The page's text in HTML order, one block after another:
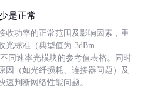
是正常
收功率的正常范围及影响因素，重
光标准（典型值为-3dBm
同速率光模块的参考值表格。同时
因（如光纤损耗、连接器问题）及
速判断网络性能问题。